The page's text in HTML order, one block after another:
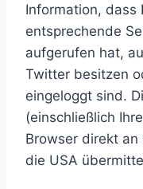
Information, dass
entsprechende
aufgerufen hat,
Twitter besitzen
eingeloggt sind.
(einschließlich
Browser direkt an
die USA